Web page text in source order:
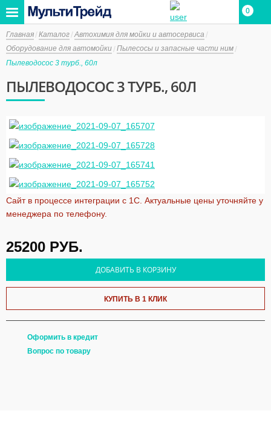
0
Главная Каталог Автохимия для мойки и автосервиса
Оборудование для автомойки Пылесосы и запасные части ним
Пылеводосос 3 турб., 60л
ПЫЛЕВОДОСОС 3 ТУРБ., 60Л
Сайт в процессе интеграции с 1С. Актуальные цены уточняйте у
менеджера по телефону.
25200 РУБ.
ДОБАВИТЬ В КОРЗИНУ
КУПИТЬ В 1 КЛИК
Оформить в кредит
Вопрос по товару